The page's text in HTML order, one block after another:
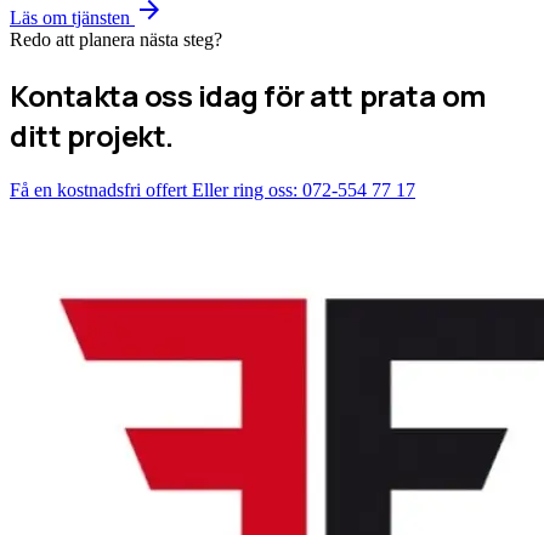
Läs om tjänsten arrow_forward
Redo att planera nästa steg?
Kontakta oss idag för att prata om
ditt projekt.
Få en kostnadsfri offert Eller ring oss: 072-554 77 17